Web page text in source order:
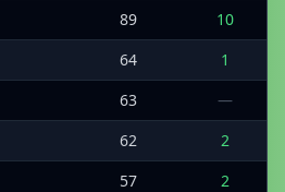
89
10
64
1
63
—
62
2
57
2